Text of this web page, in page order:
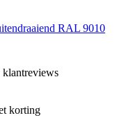
RAL 9010
klantreviews
korting